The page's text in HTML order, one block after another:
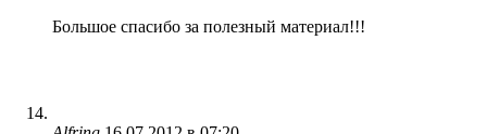
Большое спасибо за полезный материал!!!